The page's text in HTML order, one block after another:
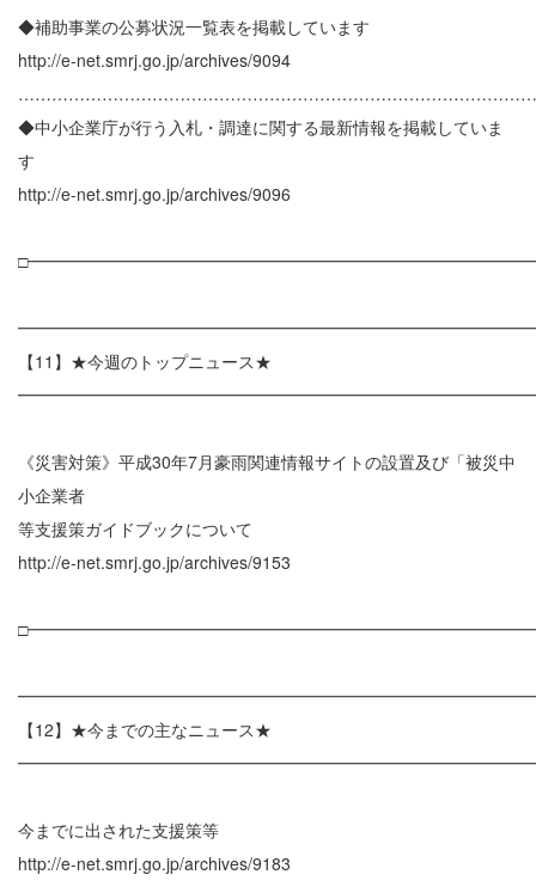
◆補助事業の公募状況一覧表を掲載しています
http://e-net.smrj.go.jp/archives/9094
◆中小企業庁が行う入札・調達に関する最新情報を掲載していま
す
http://e-net.smrj.go.jp/archives/9096
【11】★今週のトップニュース★
《災害対策》平成30年7月豪雨関連情報サイトの設置及び「被災中
小企業者
等支援策ガイドブックについて
http://e-net.smrj.go.jp/archives/9153
【12】★今までの主なニュース★
今までに出された支援策等
http://e-net.smrj.go.jp/archives/9183